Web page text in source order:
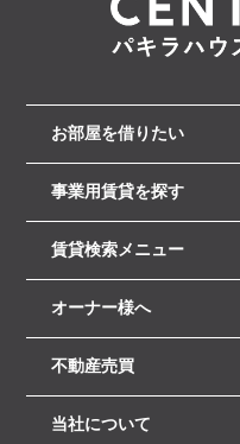
お部屋を借りたい
事業用賃貸を探す
賃貸検索メニュー
オーナー様へ
不動産売買
当社について